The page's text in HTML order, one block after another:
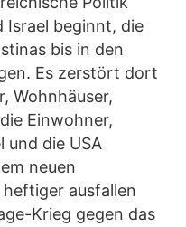
beginnt, die
bis in den
Es zerstört dort
Wohnhäuser,
Einwohner,
und die USA
neuen
ausfallen
Krieg gegen das